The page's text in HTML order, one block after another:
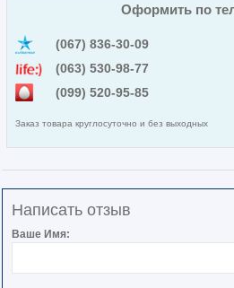
Оформить по
(067) 836-30-09
(063) 530-98-77
(099) 520-95-85
Заказ товара круглосуточно и без выходных
Написать отзыв
Ваше Имя: